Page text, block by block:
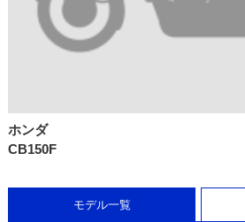
ホンダ
CB150F
モデル一覧